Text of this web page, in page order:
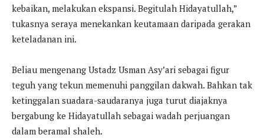
kebaikan, melakukan ekspansi. Begitulah Hidayatullah,”
tukasnya seraya menekankan keutamaan daripada gerakan
keteladanan ini.
Beliau mengenang Ustadz Usman Asy’ari sebagai figur
teguh yang tekun memenuhi panggilan dakwah. Bahkan tak
ketinggalan suadara-saudaranya juga turut diajaknya
bergabung ke Hidayatullah sebagai wadah perjuangan
dalam beramal shaleh.